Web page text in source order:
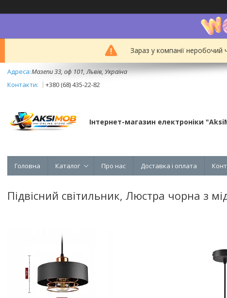
Зараз у компанії
Мазепи 33, оф 101, Львів, Україна
+380 (68) 435-22-82
Інтернет-магазин електроніки
Головна Каталог Про нас Доставка і оплата
Підвісний світильник, Люстра чорна з